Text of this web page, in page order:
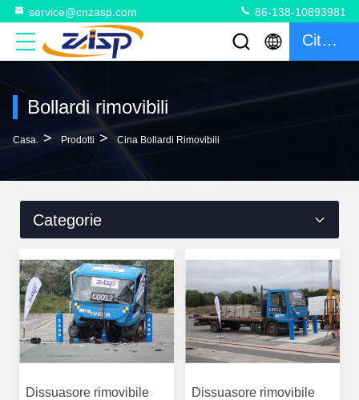
service@cnzasp.com 86-138-10893981
Citazione
Bollardi rimovibili
Casa. > Prodotti > Cina Bollardi Rimovibili
Categorie
Dissuasore rimovibile
Dissuasore rimovibile